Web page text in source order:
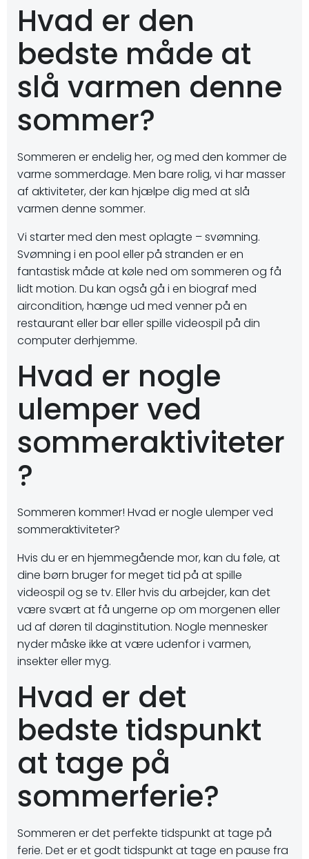
Hvad er den
bedste måde at
slå varmen denne
sommer?
Sommeren er endelig her, og med den kommer de
varme sommerdage. Men bare rolig, vi har masser
af aktiviteter, der kan hjælpe dig med at slå
varmen denne sommer.
Vi starter med den mest oplagte – svømning.
Svømning i en pool eller på stranden er en
fantastisk måde at køle ned om sommeren og få
lidt motion. Du kan også gå i en biograf med
aircondition, hænge ud med venner på en
restaurant eller bar eller spille videospil på din
computer derhjemme.
Hvad er nogle
ulemper ved
sommeraktiviteter
?
Sommeren kommer! Hvad er nogle ulemper ved
sommeraktiviteter?
Hvis du er en hjemmegående mor, kan du føle, at
dine børn bruger for meget tid på at spille
videospil og se tv. Eller hvis du arbejder, kan det
være svært at få ungerne op om morgenen eller
ud af døren til daginstitution. Nogle mennesker
nyder måske ikke at være udenfor i varmen,
insekter eller myg.
Hvad er det
bedste tidspunkt
at tage på
sommerferie?
Sommeren er det perfekte tidspunkt at tage på
ferie. Det er et godt tidspunkt at tage en pause fra